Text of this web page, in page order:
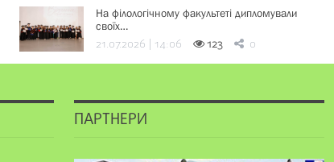
На філологічному факультеті дипломували
своїх…
21.07.2026 | 14:06 123 0
ПАРТНЕРИ